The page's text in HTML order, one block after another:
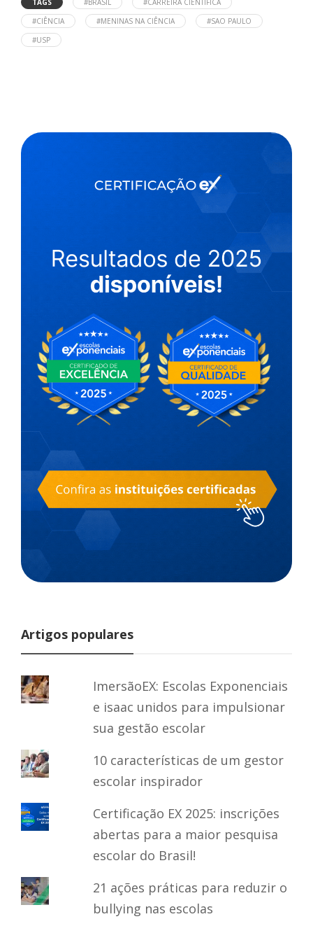
TAGS #BRASIL
#CARREIRA CIENTÍFICA
#CIÊNCIA
#MENINAS NA CIÊNCIA
#SAO PAULO
#USP
Artigos populares
ImersãoEX: Escolas Exponenciais
e isaac unidos para impulsionar
sua gestão escolar
10 características de um gestor
escolar inspirador
Certificação EX 2025: inscrições
abertas para a maior pesquisa
escolar do Brasil!
21 ações práticas para reduzir o
bullying nas escolas